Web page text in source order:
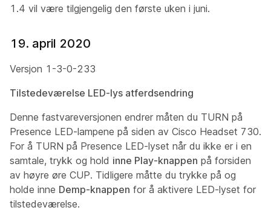
1.4 vil være tilgjengelig den første uken i juni.
19. april 2020
Versjon 1-3-0-233
Tilstedeværelse LED-lys atferdsendring
Denne fastvareversjonen endrer måten du TURN på
Presence LED-lampene på siden av Cisco Headset 730.
For å TURN på Presence LED-lyset når du ikke er i en
samtale, trykk og hold inne Play-knappen på forsiden
av høyre øre CUP. Tidligere måtte du trykke på og
holde inne Demp-knappen for å aktivere LED-lyset for
tilstedeværelse.